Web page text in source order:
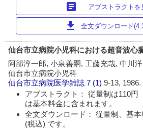
article アブストラクトを
download 全文ダウンロード
仙台市立病院小児科における超音波心
阿部淳一郎, 小泉善嗣, 工藤充哉, 中川
仙台市立病院小児科
仙台市立病院医学雑誌 7 (1)9-13, 1986.
アブストラクト： 従量制は110円
は基本料金に含まれます。
全文ダウンロード： 従量制、基
(税込) です。